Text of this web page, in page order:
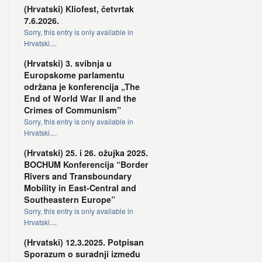
(Hrvatski) Kliofest, četvrtak
7.6.2026.
Sorry, this entry is only available in
Hrvatski....
(Hrvatski) 3. svibnja u
Europskome parlamentu
održana je konferencija „The
End of World War II and the
Crimes of Communism”
Sorry, this entry is only available in
Hrvatski....
(Hrvatski) 25. i 26. ožujka 2025.
BOCHUM Konferencija “Border
Rivers and Transboundary
Mobility in East-Central and
Southeastern Europe”
Sorry, this entry is only available in
Hrvatski....
(Hrvatski) 12.3.2025. Potpisan
Sporazum o suradnji između